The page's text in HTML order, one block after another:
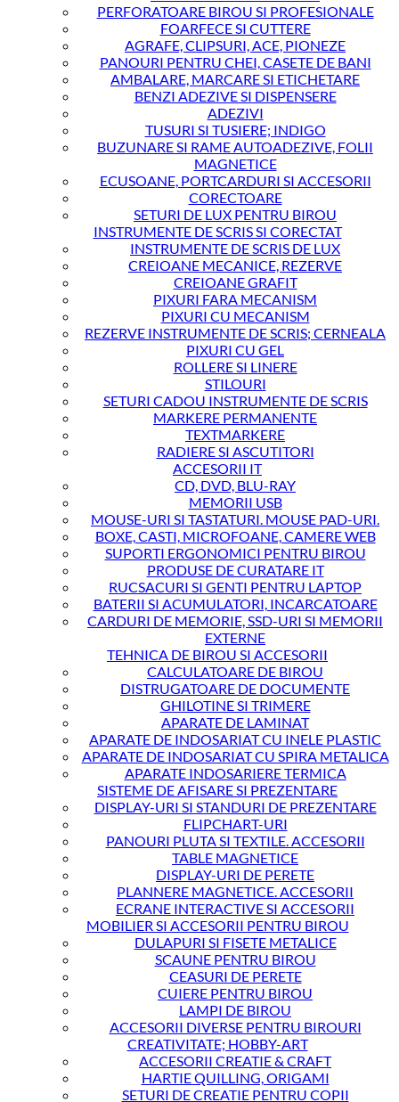
PERFORATOARE BIROU SI PROFESIONALE
FOARFECE SI CUTTERE
AGRAFE, CLIPSURI, ACE, PIONEZE
PANOURI PENTRU CHEI, CASETE DE BANI
AMBALARE, MARCARE SI ETICHETARE
BENZI ADEZIVE SI DISPENSERE
ADEZIVI
TUSURI SI TUSIERE; INDIGO
BUZUNARE SI RAME AUTOADEZIVE, FOLII
MAGNETICE
ECUSOANE, PORTCARDURI SI ACCESORII
CORECTOARE
SETURI DE LUX PENTRU BIROU
INSTRUMENTE DE SCRIS SI CORECTAT
INSTRUMENTE DE SCRIS DE LUX
CREIOANE MECANICE, REZERVE
CREIOANE GRAFIT
PIXURI FARA MECANISM
PIXURI CU MECANISM
REZERVE INSTRUMENTE DE SCRIS; CERNEALA
PIXURI CU GEL
ROLLERE SI LINERE
STILOURI
SETURI CADOU INSTRUMENTE DE SCRIS
MARKERE PERMANENTE
TEXTMARKERE
RADIERE SI ASCUTITORI
ACCESORII IT
CD, DVD, BLU-RAY
MEMORII USB
MOUSE-URI SI TASTATURI. MOUSE PAD-URI.
BOXE, CASTI, MICROFOANE, CAMERE WEB
SUPORTI ERGONOMICI PENTRU BIROU
PRODUSE DE CURATARE IT
RUCSACURI SI GENTI PENTRU LAPTOP
BATERII SI ACUMULATORI, INCARCATOARE
CARDURI DE MEMORIE, SSD-URI SI MEMORII
EXTERNE
TEHNICA DE BIROU SI ACCESORII
CALCULATOARE DE BIROU
DISTRUGATOARE DE DOCUMENTE
GHILOTINE SI TRIMERE
APARATE DE LAMINAT
APARATE DE INDOSARIAT CU INELE PLASTIC
APARATE DE INDOSARIAT CU SPIRA METALICA
APARATE INDOSARIERE TERMICA
SISTEME DE AFISARE SI PREZENTARE
DISPLAY-URI SI STANDURI DE PREZENTARE
FLIPCHART-URI
PANOURI PLUTA SI TEXTILE. ACCESORII
TABLE MAGNETICE
DISPLAY-URI DE PERETE
PLANNERE MAGNETICE. ACCESORII
ECRANE INTERACTIVE SI ACCESORII
MOBILIER SI ACCESORII PENTRU BIROU
DULAPURI SI FISETE METALICE
SCAUNE PENTRU BIROU
CEASURI DE PERETE
CUIERE PENTRU BIROU
LAMPI DE BIROU
ACCESORII DIVERSE PENTRU BIROURI
CREATIVITATE; HOBBY-ART
ACCESORII CREATIE & CRAFT
HARTIE QUILLING, ORIGAMI
SETURI DE CREATIE PENTRU COPII